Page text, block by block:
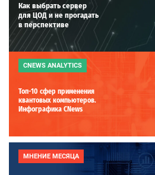
Как выбрать сервер
для ЦОД и не прогадать
в перспективе
CNEWS ANALYTICS
Топ-10 сфер применения
квантовых компьютеров.
Инфографика CNews
МНЕНИЕ МЕСЯЦА